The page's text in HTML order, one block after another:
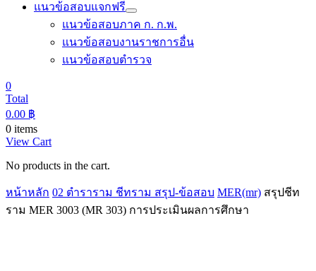
แนวข้อสอบแจกฟรี
แนวข้อสอบภาค ก. ก.พ.
แนวข้อสอบงานราชการอื่น
แนวข้อสอบตำรวจ
0
Total
0.00 ฿
0 items
View Cart
No products in the cart.
หน้าหลัก 02 ตำราราม ชีทราม สรุป-ข้อสอบ MER(mr) สรุปชีท
ราม MER 3003 (MR 303) การประเมินผลการศึกษา